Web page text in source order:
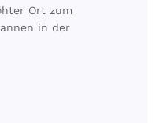
Ort zum
in der